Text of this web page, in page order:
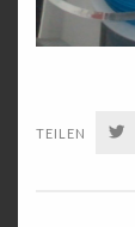
TEILEN